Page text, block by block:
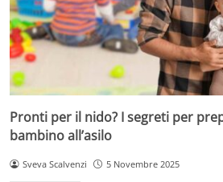
Pronti per il nido? I segreti per
bambino all’asilo
Sveva Scalvenzi 5 Novembre 2025